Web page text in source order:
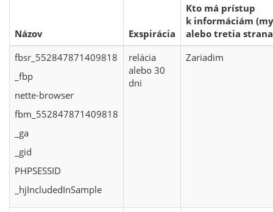
Názov Exspirácia
Kto má prístup
k informáciám (my
alebo tretia
fbsr_552847871409818
_fbp
nette-browser
fbm_552847871409818
_ga
_gid
PHPSESSID
_hjIncludedInSample
relácia
alebo 30
dni
Zariadim